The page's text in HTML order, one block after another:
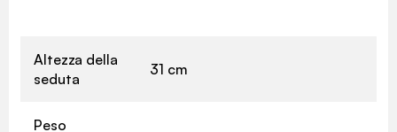
Altezza della
seduta
31 cm
Peso